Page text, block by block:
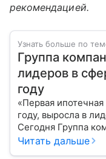
рекомендацией.
Узнать больше по
Группа
лидеров в
году
«Первая
году, выросла в
Сегодня Группа
место по объемам
Читать дальше